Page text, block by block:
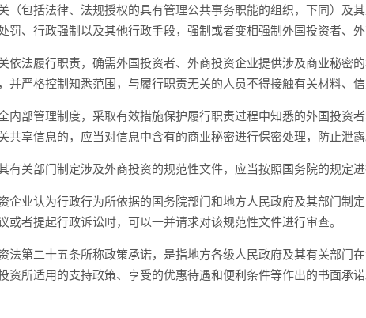
包括法律、法规授权的具有管理公共事务职能的组织，下同）及
罚、行政强制以及其他行政手段，强制或者变相强制外国投资者、外
法履行职责，确需外国投资者、外商投资企业提供涉及商业秘密
并严格控制知悉范围，与履行职责无关的人员不得接触有关材料、信
内部管理制度，采取有效措施保护履行职责过程中知悉的外国投资
共享信息的，应当对信息中含有的商业秘密进行保密处理，防止泄露
关部门制定涉及外商投资的规范性文件，应当按照国务院的规定进
企业认为行政行为所依据的国务院部门和地方人民政府及其部门制
或者提起行政诉讼时，可以一并请求对该规范性文件进行审查。
第二十五条所称政策承诺，是指地方各级人民政府及其有关部门
资所适用的支持政策、享受的优惠待遇和便利条件等作出的书面承